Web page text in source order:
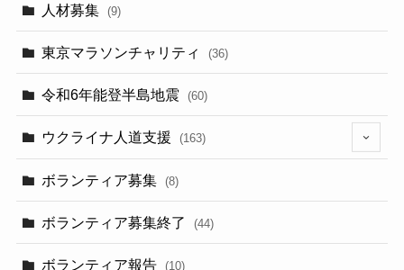
人材募集 (9)
東京マラソンチャリティ (36)
令和6年能登半島地震 (60)
ウクライナ人道支援 (163)
ボランティア募集 (8)
ボランティア募集終了 (44)
ボランティア報告 (10)